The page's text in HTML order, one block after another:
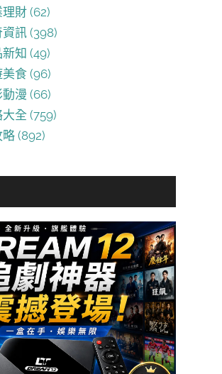
財 (62)
訊 (398)
知 (49)
食 (96)
漫 (66)
全 (759)
(892)